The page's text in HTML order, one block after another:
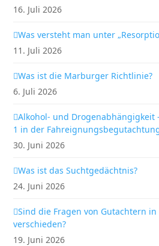
16. Juli 2026
Was versteht man unter
11. Juli 2026
Was ist die Marburger Richtlinie?
6. Juli 2026
Alkohol- und Drogenabhängigkeit
1 in der
30. Juni 2026
Was ist das Suchtgedächtnis?
24. Juni 2026
Sind die Fragen von Gutachtern
verschieden?
19. Juni 2026